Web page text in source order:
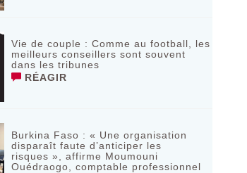
Vie de couple : Comme au football, les
meilleurs conseillers sont souvent
dans les tribunes
RÉAGIR
Burkina Faso : « Une organisation
disparaît faute d’anticiper les
risques », affirme Moumouni
Ouédraogo, comptable professionnel